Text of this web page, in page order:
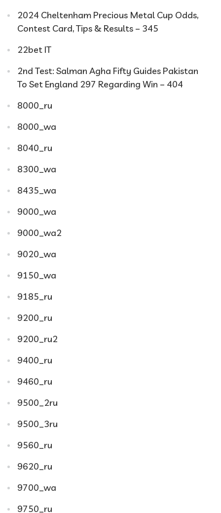
2024 Cheltenham Precious Metal Cup Odds,
Contest Card, Tips & Results – 345
22bet IT
2nd Test: Salman Agha Fifty Guides Pakistan
To Set England 297 Regarding Win – 404
8000_ru
8000_wa
8040_ru
8300_wa
8435_wa
9000_wa
9000_wa2
9020_wa
9150_wa
9185_ru
9200_ru
9200_ru2
9400_ru
9460_ru
9500_2ru
9500_3ru
9560_ru
9620_ru
9700_wa
9750_ru